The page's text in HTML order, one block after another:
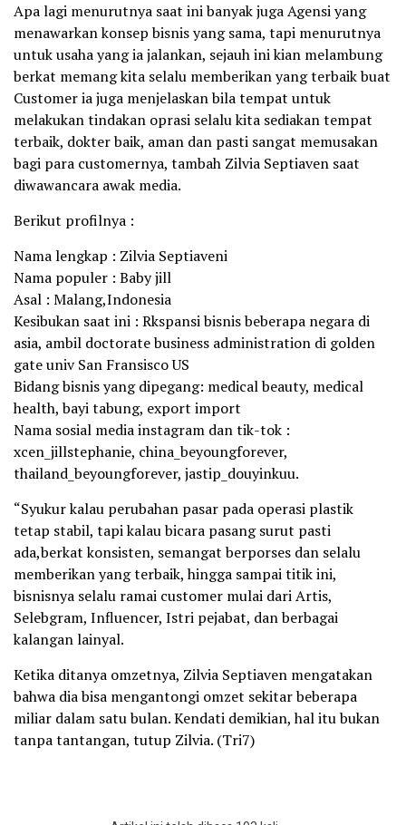
Apa lagi menurutnya saat ini banyak juga Agensi yang
menawarkan konsep bisnis yang sama, tapi menurutnya
untuk usaha yang ia jalankan, sejauh ini kian melambung
berkat memang kita selalu memberikan yang terbaik buat
Customer ia juga menjelaskan bila tempat untuk
melakukan tindakan oprasi selalu kita sediakan tempat
terbaik, dokter baik, aman dan pasti sangat memusakan
bagi para customernya, tambah Zilvia Septiaven saat
diwawancara awak media.
Berikut profilnya :
Nama lengkap : Zilvia Septiaveni
Nama populer : Baby jill
Asal : Malang,Indonesia
Kesibukan saat ini : Rkspansi bisnis beberapa negara di
asia, ambil doctorate business administration di golden
gate univ San Fransisco US
Bidang bisnis yang dipegang: medical beauty, medical
health, bayi tabung, export import
Nama sosial media instagram dan tik-tok :
xcen_jillstephanie, china_beyoungforever,
thailand_beyoungforever, jastip_douyinkuu.
“Syukur kalau perubahan pasar pada operasi plastik
tetap stabil, tapi kalau bicara pasang surut pasti
ada,berkat konsisten, semangat berporses dan selalu
memberikan yang terbaik, hingga sampai titik ini,
bisnisnya selalu ramai customer mulai dari Artis,
Selebgram, Influencer, Istri pejabat, dan berbagai
kalangan lainyal.
Ketika ditanya omzetnya, Zilvia Septiaven mengatakan
bahwa dia bisa mengantongi omzet sekitar beberapa
miliar dalam satu bulan. Kendati demikian, hal itu bukan
tanpa tantangan, tutup Zilvia. (Tri7)